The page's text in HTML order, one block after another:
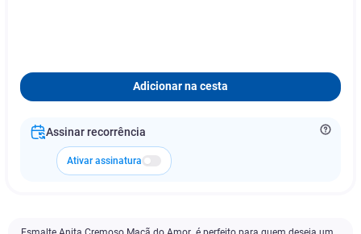
Adicionar na cesta
Assinar recorrência
Ativar assinatura